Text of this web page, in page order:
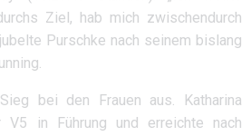
Ziel, hab mich zwischendurch
Purschke nach seinem bislang
bei den Frauen aus. Katharina
V5 in Führung und erreichte nach